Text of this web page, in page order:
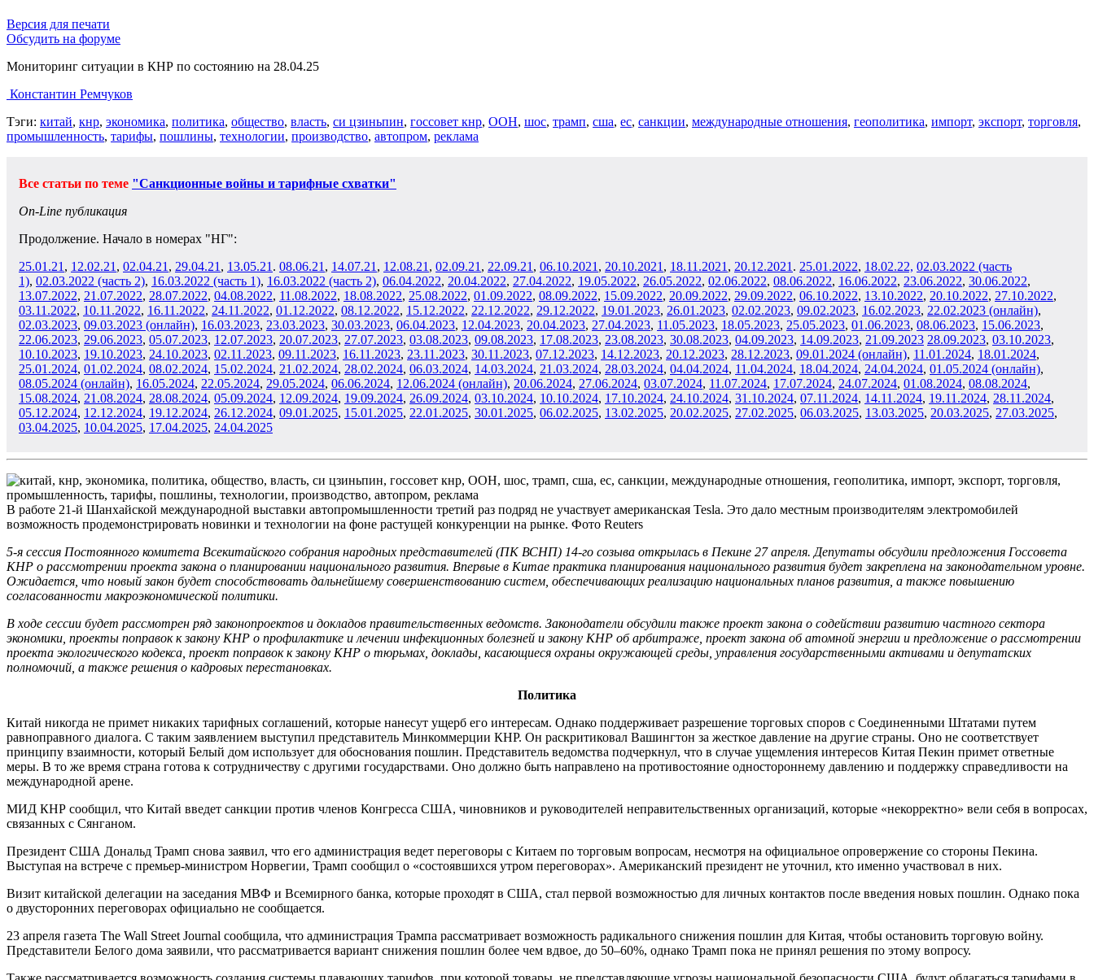
Версия для печати
Обсудить на форуме
Мониторинг ситуации в КНР по состоянию на 28.04.25
Константин Ремчуков
Тэги: китай, кнр, экономика, политика, общество, власть, си цзиньпин, госсовет кнр, ООН, шос, трамп, сша, ес, санкции, международные отношения, геополитика, импорт, экспорт, торговля,
промышленность, тарифы, пошлины, технологии, производство, автопром, реклама
Все статьи по теме "Санкционные войны и тарифные схватки"
On-Line публикация
Продолжение. Начало в номерах "НГ":
25.01.21 , 12.02.21 , 02.04.21 , 29.04.21 , 13.05.21 . 08.06.21 , 14.07.21 , 12.08.21 , 02.09.21 , 22.09.21 , 06.10.2021 , 20.10.2021 , 18.11.2021 , 20.12.2021 . 25.01.2022, 18.02.22, 02.03.2022 (часть
1), 02.03.2022 (часть 2), 16.03.2022 (часть 1), 16.03.2022 (часть 2), 06.04.2022, 20.04.2022, 27.04.2022, 19.05.2022, 26.05.2022, 02.06.2022, 08.06.2022, 16.06.2022, 23.06.2022, 30.06.2022,
13.07.2022, 21 .07.2022, 28.07.2022, 04.08.2022, 11 .08.2022, 18.08.2022, 25.08.2022, 01 .09.2022, 08.09.2022, 15.09.2022, 20.09.2022, 29.09.2022, 06.10.2022, 13.10.2022, 20.10.2022, 27.10.2022,
03.11.2022, 10.11.2022, 16.11.2022, 24.11.2022, 01 .12.2022, 08.12.2022, 15.12.2022, 22.12.2022, 29.12.2022, 19.01.2023, 26.01.2023, 02.02.2023, 09.02.2023, 16.02.2023, 22.02.2023 (онлайн),
02.03.2023, 09.03.2023 (онлайн), 16.03.2023, 23.03.2023, 30.03.2023, 06.04.2023, 12.04.2023, 20.04.2023, 27.04.2023, 11 .05.2023, 18.05.2023, 25.05.2023, 01 .06.2023, 08.06.2023, 15.06.2023,
22.06.2023, 29.06.2023, 05.07.2023, 12.07.2023, 20.07.2023, 27.07.2023, 03.08.2023, 09.08.2023, 17.08.2023, 23.08.2023, 30.08.2023, 04.09.2023, 14.09.2023, 21 .09.2023 28.09.2023, 03.10.2023,
10.10.2023, 19.10.2023, 24.10.2023, 02.11.2023, 09.11.2023, 16.11.2023, 23.11.2023, 30.11.2023, 07.12.2023, 14.12.2023, 20.12.2023, 28.12.2023, 09.01.2024 (онлайн), 11 .01.2024, 18.01.2024,
25.01.2024, 01.02.2024, 08.02.2024, 15.02.2024, 21.02.2024, 28.02.2024, 06.03.2024, 14.03.2024, 21.03.2024, 28.03.2024, 04.04.2024, 11 .04.2024, 18.04.2024, 24.04.2024, 01.05.2024 (онлайн),
08.05.2024 (онлайн), 16.05.2024, 22.05.2024, 29.05.2024, 06.06.2024, 12.06.2024 (онлайн), 20.06.2024, 27.06.2024, 03.07.2024, 11 .07.2024, 17.07.2024, 24.07.2024, 01.08.2024, 08.08.2024,
15.08.2024, 21.08.2024, 28.08.2024, 05.09.2024, 12.09.2024, 19.09.2024, 26.09.2024, 03.10.2024, 10.10.2024, 17.10.2024, 24.10.2024, 31 .10.2024, 07.11.2024, 14.11.2024, 19.11.2024, 28.11.2024,
05.12.2024, 12.12.2024, 19.12.2024, 26.12.2024, 09.01.2025, 15.01.2025, 22.01.2025, 30.01.2025, 06.02.2025, 13.02.2025, 20.02.2025, 27.02.2025, 06.03.2025, 13.03.2025, 20.03.2025, 27.03.2025,
03.04.2025, 10.04.2025, 17.04.2025, 24.04.2025
В работе 21-й Шанхайской международной выставки автопромышленности третий раз подряд не участвует американская Tesla. Это дало местным производителям электромобилей
возможность продемонстрировать новинки и технологии на фоне растущей конкуренции на рынке. Фото Reuters
5-я сессия Постоянного комитета Всекитайского собрания народных представителей (ПК ВСНП) 14-го созыва открылась в Пекине 27 апреля. Депутаты обсудили предложения Госсовета
КНР о рассмотрении проекта закона о планировании национального развития. Впервые в Китае практика планирования национального развития будет закреплена на законодательном уровне.
Ожидается, что новый закон будет способствовать дальнейшему совершенствованию систем, обеспечивающих реализацию национальных планов развития, а также повышению
согласованности макроэкономической политики.
В ходе сессии будет рассмотрен ряд законопроектов и докладов правительственных ведомств. Законодатели обсудили также проект закона о содействии развитию частного сектора
экономики, проекты поправок к закону КНР о профилактике и лечении инфекционных болезней и закону КНР об арбитраже, проект закона об атомной энергии и предложение о рассмотрении
проекта экологического кодекса, проект поправок к закону КНР о тюрьмах, доклады, касающиеся охраны окружающей среды, управления государственными активами и депутатских
полномочий, а также решения о кадровых перестановках.
Политика
Китай никогда не примет никаких тарифных соглашений, которые нанесут ущерб его интересам. Однако поддерживает разрешение торговых споров с Соединенными Штатами путем
равноправного диалога. С таким заявлением выступил представитель Минкоммерции КНР. Он раскритиковал Вашингтон за жесткое давление на другие страны. Оно не соответствует
принципу взаимности, который Белый дом использует для обоснования пошлин. Представитель ведомства подчеркнул, что в случае ущемления интересов Китая Пекин примет ответные
меры. В то же время страна готова к сотрудничеству с другими государствами. Оно должно быть направлено на противостояние одностороннему давлению и поддержку справедливости на
международной арене.
МИД КНР сообщил, что Китай введет санкции против членов Конгресса США, чиновников и руководителей неправительственных организаций, которые «некорректно» вели себя в вопросах,
связанных с Сянганом.
Президент США Дональд Трамп снова заявил, что его администрация ведет переговоры с Китаем по торговым вопросам, несмотря на официальное опровержение со стороны Пекина.
Выступая на встрече с премьер-министром Норвегии, Трамп сообщил о «состоявшихся утром переговорах». Американский президент не уточнил, кто именно участвовал в них.
Визит китайской делегации на заседания МВФ и Всемирного банка, которые проходят в США, стал первой возможностью для личных контактов после введения новых пошлин. Однако пока
о двусторонних переговорах официально не сообщается.
23 апреля газета The Wall Street Journal сообщила, что администрация Трампа рассматривает возможность радикального снижения пошлин для Китая, чтобы остановить торговую войну.
Представители Белого дома заявили, что рассматривается вариант снижения пошлин более чем вдвое, до 50–60%, однако Трамп пока не принял решения по этому вопросу.